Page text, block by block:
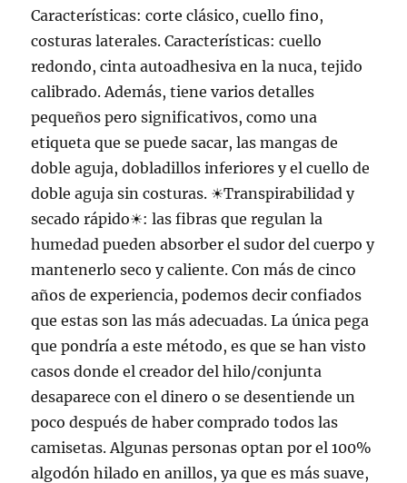
Características: corte clásico, cuello fino,
costuras laterales. Características: cuello
redondo, cinta autoadhesiva en la nuca, tejido
calibrado. Además, tiene varios detalles
pequeños pero significativos, como una
etiqueta que se puede sacar, las mangas de
doble aguja, dobladillos inferiores y el cuello de
doble aguja sin costuras. ☀Transpirabilidad y
secado rápido☀: las fibras que regulan la
humedad pueden absorber el sudor del cuerpo y
mantenerlo seco y caliente. Con más de cinco
años de experiencia, podemos decir confiados
que estas son las más adecuadas. La única pega
que pondría a este método, es que se han visto
casos donde el creador del hilo/conjunta
desaparece con el dinero o se desentiende un
poco después de haber comprado todos las
camisetas. Algunas personas optan por el 100%
algodón hilado en anillos, ya que es más suave,